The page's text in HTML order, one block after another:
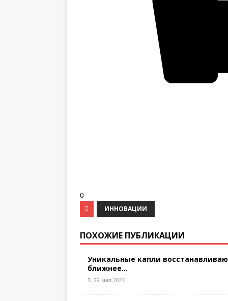
0
ИННОВАЦИИ
ПОХОЖИЕ ПУБЛИКАЦИИ
Уникальные капли
ближнее...
29 мая 2026